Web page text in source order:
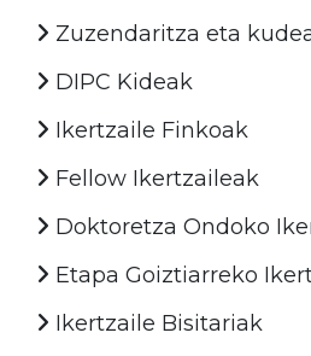
Zuzendaritza eta
DIPC Kideak
Ikertzaile Finkoak
Fellow Ikertzaileak
Doktoretza Ondoko
Etapa Goiztiarreko
Ikertzaile Bisitariak